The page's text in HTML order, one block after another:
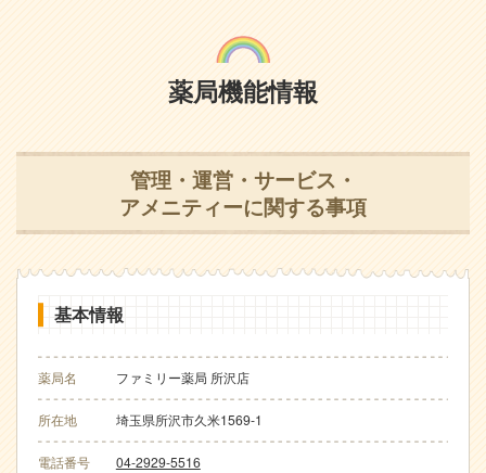
薬局機能情報
管理・運営・サービス・
アメニティーに関する事項
基本情報
薬局名 ファミリー薬局 所沢店
所在地 埼玉県所沢市久米1569-1
電話番号 04-2929-5516